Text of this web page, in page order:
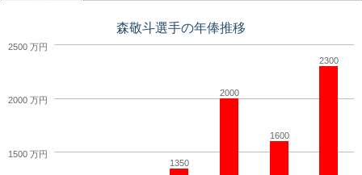
森敬斗選手の年俸推移
1350
2000
1600
2300
1500 万円
2000 万円
2500 万円